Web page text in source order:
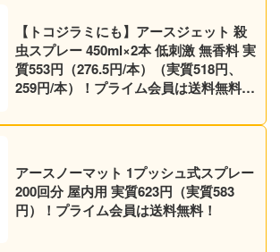
【トコジラミにも】アースジェット 殺
虫スプレー 450ml×2本 低刺激 無香料 実
質553円（276.5円/本）（実質518円、
259円/本）！プライム会員は送料無料！
アースノーマット 1プッシュ式スプレー
200回分 屋内用 実質623円（実質583
円）！プライム会員は送料無料！